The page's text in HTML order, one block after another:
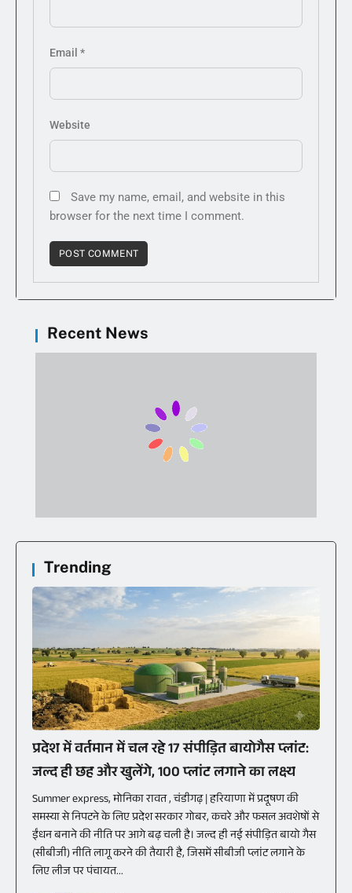
Email *
Website
Save my name, email, and website in this
browser for the next time I comment.
Recent News
Trending
प्रदेश में वर्तमान में चल रहे 17 संपीड़ित बायोगैस प्लांट:
जल्द ही छह और खुलेंगे, 100 प्लांट लगाने का लक्ष्य
Summer express, मोनिका रावत , चंडीगढ़ | हरियाणा में प्रदूषण की
समस्या से निपटने के लिए प्रदेश सरकार गोबर, कचरे और फसल अवशेषों से
ईंधन बनाने की नीति पर आगे बढ़ चली है। जल्द ही नई संपीड़ित बायो गैस
(सीबीजी) नीति लागू करने की तैयारी है, जिसमें सीबीजी प्लांट लगाने के
लिए लीज पर पंचायत...